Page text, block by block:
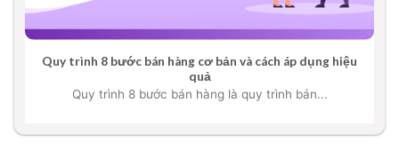
Quy trình 8 bước bán hàng cơ bản và cách áp dụng hiệu
quả
Quy trình 8 bước bán hàng là quy trình bán...